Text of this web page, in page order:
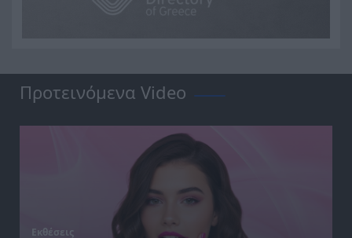
Προτεινόμενα Video
Give art a chance: Μουσικό
Εκθέσεις